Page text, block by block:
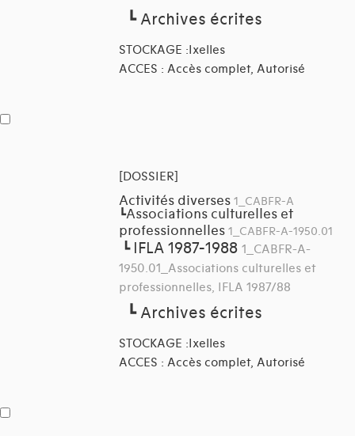
┗Archives écrites
STOCKAGE :Ixelles
ACCES : Accès complet, Autorisé
[DOSSIER]
Activités diverses 1_CABFR-A
┗Associations culturelles et
professionnelles 1_CABFR-A-1950.01
┗ IFLA 1987-1988 1_CABFR-A-
1950.01_Associations culturelles et
professionnelles, IFLA 1987/88
┗Archives écrites
STOCKAGE :Ixelles
ACCES : Accès complet, Autorisé